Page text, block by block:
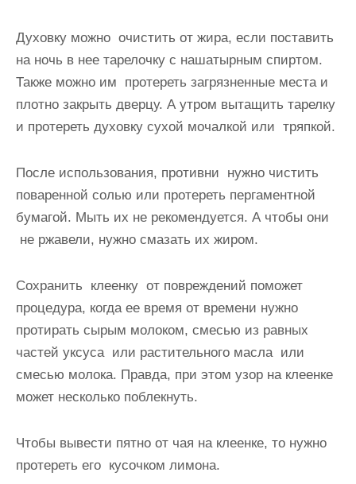
Духовку можно очистить от жира, если поставить
на ночь в нее тарелочку с нашатырным спиртом.
Также можно им протереть загрязненные места и
плотно закрыть дверцу. А утром вытащить тарелку
и протереть духовку сухой мочалкой или тряпкой.
После использования, противни нужно чистить
поваренной солью или протереть пергаментной
бумагой. Мыть их не рекомендуется. А чтобы они
не ржавели, нужно смазать их жиром.
Сохранить клеенку от повреждений поможет
процедура, когда ее время от времени нужно
протирать сырым молоком, смесью из равных
частей уксуса или растительного масла или
смесью молока. Правда, при этом узор на клеенке
может несколько поблекнуть.
Чтобы вывести пятно от чая на клеенке, то нужно
протереть его кусочком лимона.